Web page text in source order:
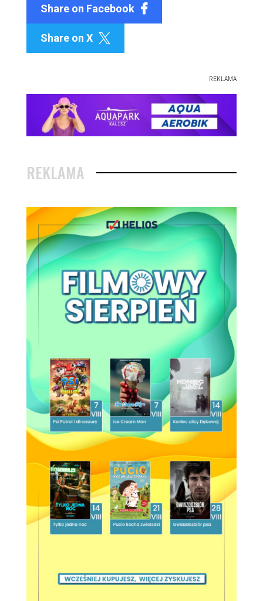
Share on Facebook
Share on X 
REKLAMA
REKLAMA